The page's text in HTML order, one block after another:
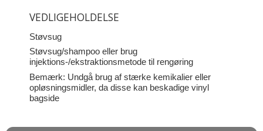
VEDLIGEHOLDELSE
Støvsug
Støvsug/shampoo eller brug
injektions-/ekstraktionsmetode til rengøring
Bemærk: Undgå brug af stærke kemikalier eller
opløsningsmidler, da disse kan beskadige vinyl
bagside